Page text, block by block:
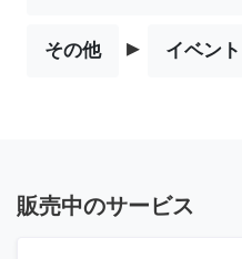
その他 ▸ イベント
販売中のサービス